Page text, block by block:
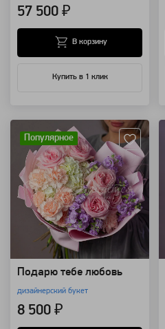
57 500 ₽
Купить в 1 клик
В корзину
Популярное
Подарю тебе любовь
дизайнерский букет
8 500 ₽